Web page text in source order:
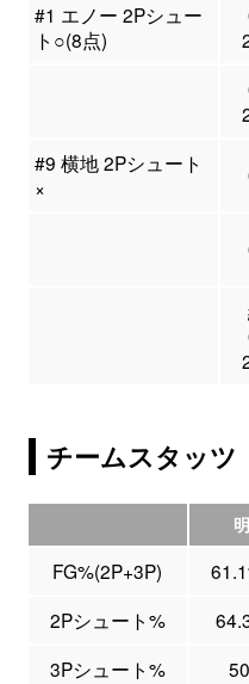
#1 エノー 2Pシュー
ト○(8点)
#9 横地 2Pシュート
×
チームスタッツ
FG%(2P+3P)
2Pシュート%
3Pシュート%